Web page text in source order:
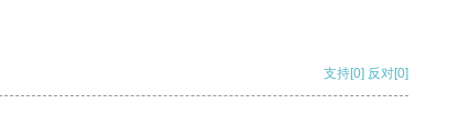
支持[0] 反对[0]